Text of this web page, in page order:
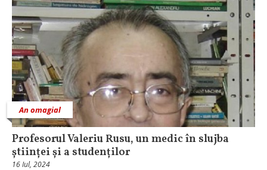
An omagial
Profesorul Valeriu Rusu, un medic în slujba
științei și a studenților
16 Iul, 2024